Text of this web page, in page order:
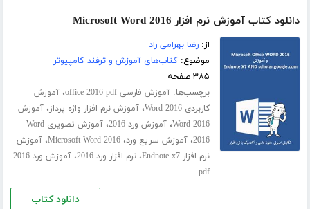
دانلود کتاب آموزش نرم افزار Microsoft Word 2016
از:رضا بهرامی راد
موضوع:کتاب‌های آموزش و ترفند کامپیوتر
۳۸۵ صفحه
برچسب‌ها:آموزش فارسی office 2016 pdf ،آموزش
کاربردی Word 2016
،آموزش نرم افزار واژه پرداز،آموزش
Word 2016،آموزش ورد 2016 ،
آموزش تصویری Word
2016،آموزش سریع ورد،Microsoft Word 2016،آموزش
نرم افزار Endnote x7
،نرم افزار ورد 2016 ،
آموزش ورد 2016
pdf
دانلود کتاب